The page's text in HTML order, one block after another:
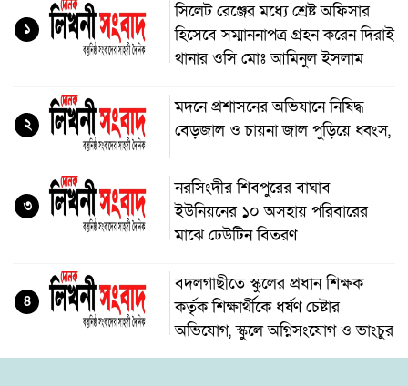
সিলেট রেঞ্জের মধ্যে শ্রেষ্ট অফিসার
হিসেবে সম্মাননাপত্র গ্রহন করেন দিরাই
থানার ওসি মোঃ আমিনুল ইসলাম
১
মদনে প্রশাসনের অভিযানে নিষিদ্ধ
বেড়জাল ও চায়না জাল পুড়িয়ে ধ্বংস,
২
নরসিংদীর শিবপুরের বাঘাব
ইউনিয়নের ১০ অসহায় পরিবারের
মাঝে ঢেউটিন বিতরণ
৩
বদলগাছীতে স্কুলের প্রধান শিক্ষক
কর্তৃক শিক্ষার্থীকে ধর্ষণ চেষ্টার
অভিযোগ, স্কুলে অগ্নিসংযোগ ও ভাংচুর
৪